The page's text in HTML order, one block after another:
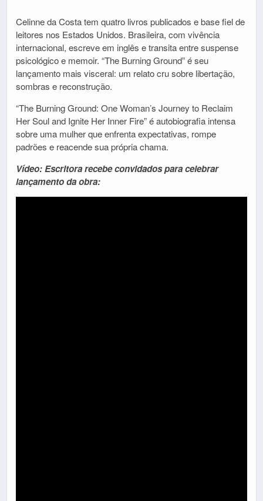
Celinne da Costa tem quatro livros publicados e base fiel de
leitores nos Estados Unidos. Brasileira, com vivência
internacional, escreve em inglês e transita entre suspense
psicológico e memoir. “The Burning Ground” é seu
lançamento mais visceral: um relato cru sobre libertação,
sombras e reconstrução.
“The Burning Ground: One Woman’s Journey to Reclaim
Her Soul and Ignite Her Inner Fire” é autobiografia intensa
sobre uma mulher que enfrenta expectativas, rompe
padrões e reacende sua própria chama.
Vídeo: Escritora recebe convidados para celebrar
lançamento da obra: